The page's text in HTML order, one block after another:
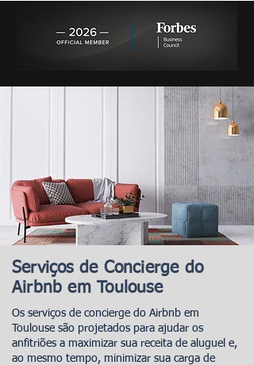
Serviços de Concierge do
Airbnb em Toulouse
Os serviços de concierge do Airbnb em
Toulouse são projetados para ajudar os
anfitriões a maximizar sua receita de aluguel e,
ao mesmo tempo, minimizar sua carga de